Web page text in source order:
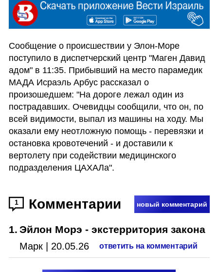
Сообщение о происшествии у Элон-Море
поступило в диспетчерский центр "Маген Давид
адом" в 11:35. Прибывший на место парамедик
МАДА Исраэль Арбус рассказал о
произошедшем: "На дороге лежал один из
пострадавших. Очевидцы сообщили, что он, по
всей видимости, выпал из машины на ходу. Мы
оказали ему неотложную помощь - перевязки и
остановка кровотечений - и доставили к
вертолету при содействии медицинского
подразделения ЦАХАЛа".
1 Комментарии новый комментарий
1. Эйлон Морэ - экстерритория закона
Марк | 20.05.26 ответить на комментарий